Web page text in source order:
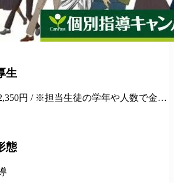
生
円 / ※担当生徒の学年や人数で金額
態